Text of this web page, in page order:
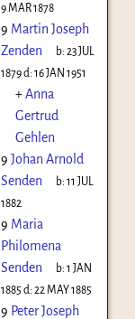
9 MAR 1878
9 Martin Joseph
Zenden
b:23 JUL
1879d: 16 JAN 1951
+Anna
Gertrud
Gehlen
9 Johan Arnold
Senden
b:11 JUL
1882
9 Maria
Philomena
Senden
b:1 JAN
1885 d: 22 MAY 1885
9 Peter Joseph